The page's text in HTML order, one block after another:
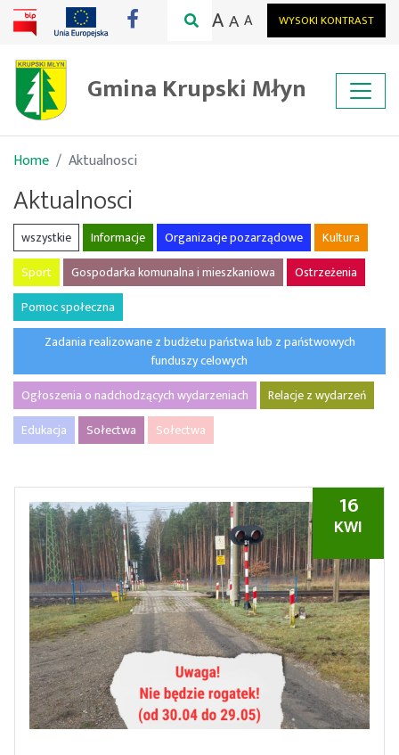
WYSOKI KONTRAST
AA A
Gmina Krupski Młyn
Home Aktualnosci
Aktualnosci
wszystkie Informacje Organizacje pozarządowe
Kultura
Sport
Gospodarka komunalna i mieszkaniowa
Ostrzeżenia
Pomoc społeczna
Zadania realizowane z budżetu państwa lub z państwowych
funduszy celowych
Ogłoszenia o nadchodzących wydarzeniach
Relacje z wydarzeń
Edukacja
Sołectwa Sołectwa
16
KWI